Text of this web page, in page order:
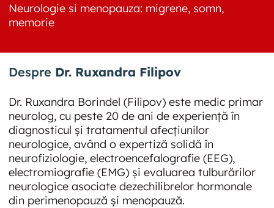
Neurologie si menopauza: migrene, somn,
memorie
Despre Dr. Ruxandra Filipov
Dr. Ruxandra Borindel (Filipov) este medic primar
neurolog, cu peste 20 de ani de experiență în
diagnosticul și tratamentul afecțiunilor
neurologice, având o expertiză solidă în
neurofiziologie, electroencefalografie (EEG),
electromiografie (EMG) și evaluarea tulburărilor
neurologice asociate dezechilibrelor hormonale
din perimenopauză și menopauză.